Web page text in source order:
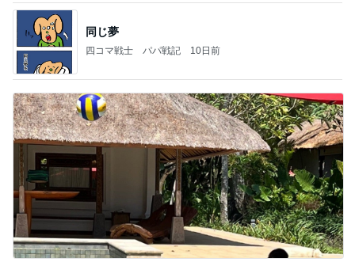
同じ夢
四コマ戦士 パパ戦記 10日前